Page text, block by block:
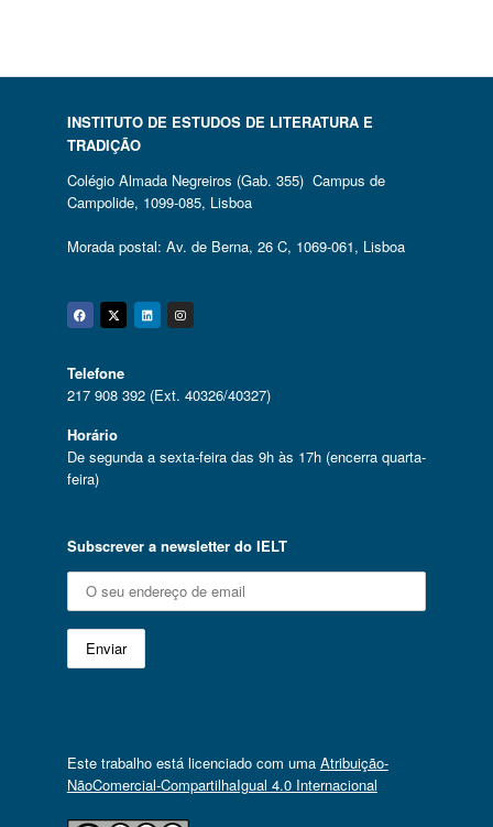
INSTITUTO DE ESTUDOS DE LITERATURA E
TRADIÇÃO
Colégio Almada Negreiros (Gab. 355) Campus de
Campolide, 1099-085, Lisboa
Morada postal: Av. de Berna, 26 C, 1069-061, Lisboa
Facebook
Twitter
Linkedin
Instagram
Telefone
217 908 392 (Ext. 40326/40327)
Horário
De segunda a sexta-feira das 9h às 17h (encerra quarta-
feira)
Subscrever a newsletter do IELT
Este trabalho está licenciado com uma Atribuição-
NãoComercial-CompartilhaIgual 4.0 Internacional